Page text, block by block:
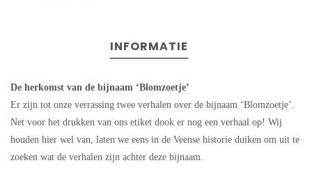
INFORMATIE
De herkomst van de bijnaam ‘Blomzoetje’
Er zijn tot onze verrassing twee verhalen over de bijnaam ‘Blomzoetje’.
Net voor het drukken van ons etiket dook er nog een verhaal op! Wij
houden hier wel van, laten we eens in de Veense historie duiken om uit te
zoeken wat de verhalen zijn achter deze bijnaam.